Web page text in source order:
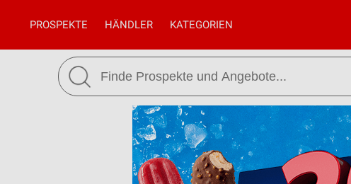
PROSPEKTE HÄNDLER KATEGORIEN